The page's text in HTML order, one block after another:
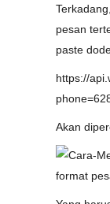
pesan
paste
https://
Akan